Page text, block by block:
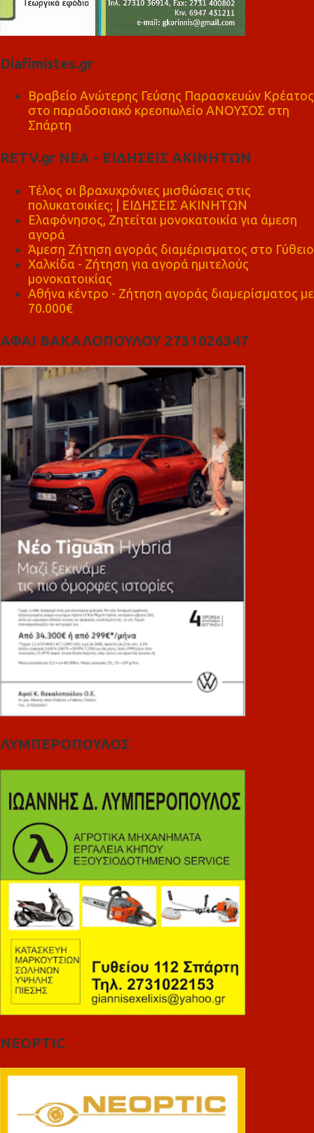
Diafimistes.gr
Βραβείο Ανώτερης Γεύσης Παρασκευών Κρέατος
στο παραδοσιακό κρεοπωλείο ΑΝΟΥΣΟΣ στη
Σπάρτη
RETV.gr ΝΕΑ - ΕΙΔΗΣΕΙΣ ΑΚΙΝΗΤΩΝ
Τέλος οι βραχυχρόνιες μισθώσεις στις
πολυκατοικίες; | ΕΙΔΗΣΕΙΣ ΑΚΙΝΗΤΩΝ
Ελαφόνησος, Ζητείται μονοκατοικία για άμεση
αγορά
Άμεση Ζήτηση αγοράς διαμέρισματος στο Γύθειο
Χαλκίδα - Ζήτηση για αγορά ημιτελούς
μονοκατοικίας
Αθήνα κέντρο - Ζήτηση αγοράς διαμερίσματος με
70.000€
ΑΦΑΙ ΒΑΚΑΛΟΠΟΥΛΟΥ 2731026347
ΛΥΜΠΕΡΟΠΟΥΛΟΣ
NEOPTIC